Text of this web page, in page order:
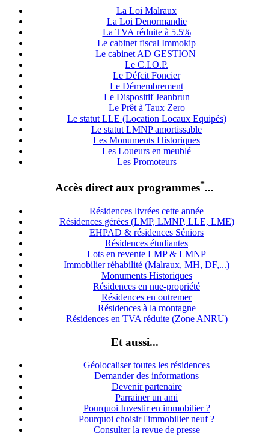
La Loi Malraux
La Loi Denormandie
La TVA réduite à 5.5%
Le cabinet fiscal Immokip
Le cabinet AD GESTION
Le C.I.O.P.
Le Défcit Foncier
Le Démembrement
Le Dispositif Jeanbrun
Le Prêt à Taux Zero
Le statut LLE (Location Locaux Equipés)
Le statut LMNP amortissable
Les Monuments Historiques
Les Loueurs en meublé
Les Promoteurs
Accès direct aux programmes*...
Résidences livrées cette année
Résidences gérées (LMP, LMNP, LLE, LME)
EHPAD & résidences Séniors
Résidences étudiantes
Lots en revente LMP & LMNP
Immobilier réhabilité (Malraux, MH, DF,...)
Monuments Historiques
Résidences en nue-propriété
Résidences en outremer
Résidences à la montagne
Résidences en TVA réduite (Zone ANRU)
Et aussi...
Géolocaliser toutes les résidences
Demander des informations
Devenir partenaire
Parrainer un ami
Pourquoi Investir en immobilier ?
Pourquoi choisir l'immobilier neuf ?
Consulter la revue de presse